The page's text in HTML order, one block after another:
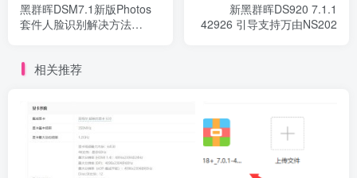
黑群晖DSM7.1新版Photos
套件人脸识别解决方法
新黑群晖DS920 7.1.1
42926 引导支持万由NS202
相关推荐